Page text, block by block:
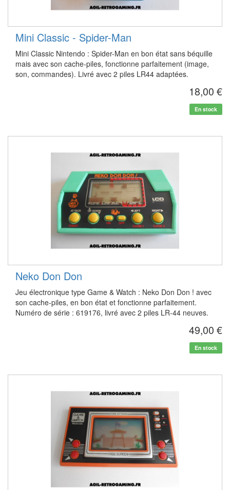
Mini Classic - Spider-Man
Mini Classic Nintendo : Spider-Man en bon état sans béquille
mais avec son cache-piles, fonctionne parfaitement (image,
son, commandes). Livré avec 2 piles LR44 adaptées.
18,00 €
En stock
Neko Don Don
Jeu électronique type Game & Watch : Neko Don Don ! avec
son cache-piles, en bon état et fonctionne parfaitement.
Numéro de série : 619176, livré avec 2 piles LR-44 neuves.
49,00 €
En stock